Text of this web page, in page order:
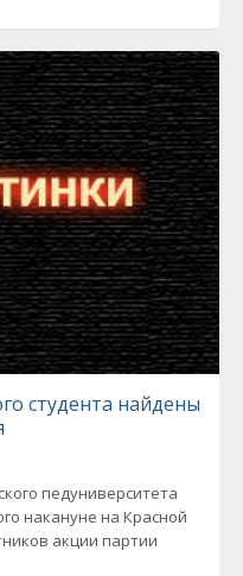
студента найдены
педуниверситета
накануне на Красной
акции партии